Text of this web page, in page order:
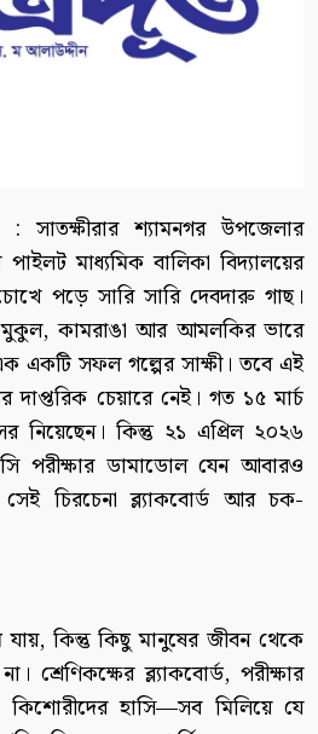
সাতক্ষীরার শ্যামনগর উপজেলার
মাধ্যমিক বালিকা বিদ্যালয়ের
পড়ে সারি সারি দেবদারু গাছ।
কামরাঙা আর আমলকির ভারে
একটি সফল গল্পের সাক্ষী। তবে এই
চেয়ারে নেই। গত ১৫ মার্চ
নিয়েছেন। কিন্তু ২১ এপ্রিল ২০২৬
পরীক্ষার ডামাডোল যেন আবারও
চিরচেনা ব্ল্যাকবোর্ড আর চক-
যায়, কিন্তু কিছু মানুষের জীবন থেকে
শ্রেণিকক্ষের ব্ল্যাকবোর্ড, পরীক্ষার
কিশোরীদের হাসি—সব মিলিয়ে যে